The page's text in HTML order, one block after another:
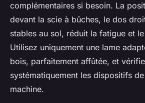
complémentaires si besoin. La
devant la scie à bûches, le dos
stables au sol, réduit la fatigue et
Utilisez uniquement une lame
bois, parfaitement affûtée, et
systématiquement les dispositifs
machine.